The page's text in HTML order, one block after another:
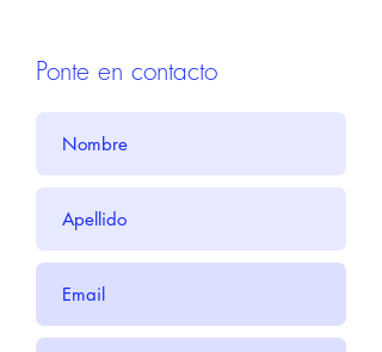
Ponte en contacto